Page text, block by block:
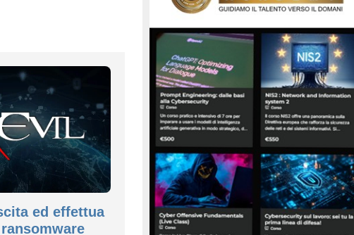
ed effettua